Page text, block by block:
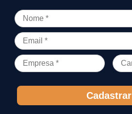
Cadastrar